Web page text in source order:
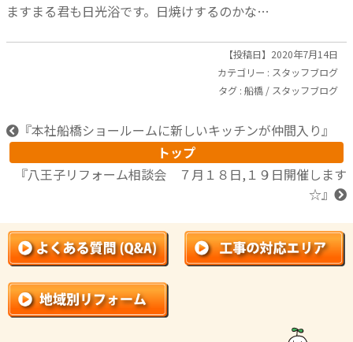
ますまる君も日光浴です。日焼けするのかな…
【投稿日】2020年7月14日
カテゴリー : スタッフブログ
タグ :船橋 / スタッフブログ
『本社船橋ショールームに新しいキッチンが仲間入り』
トップ
『八王子リフォーム相談会 ７月１８日,１９日開催します
☆』